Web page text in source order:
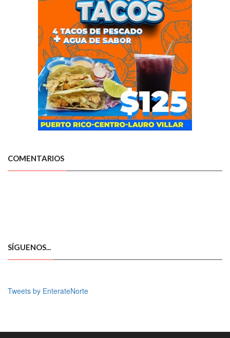
COMENTARIOS
SÍGUENOS...
Tweets by EnterateNorte